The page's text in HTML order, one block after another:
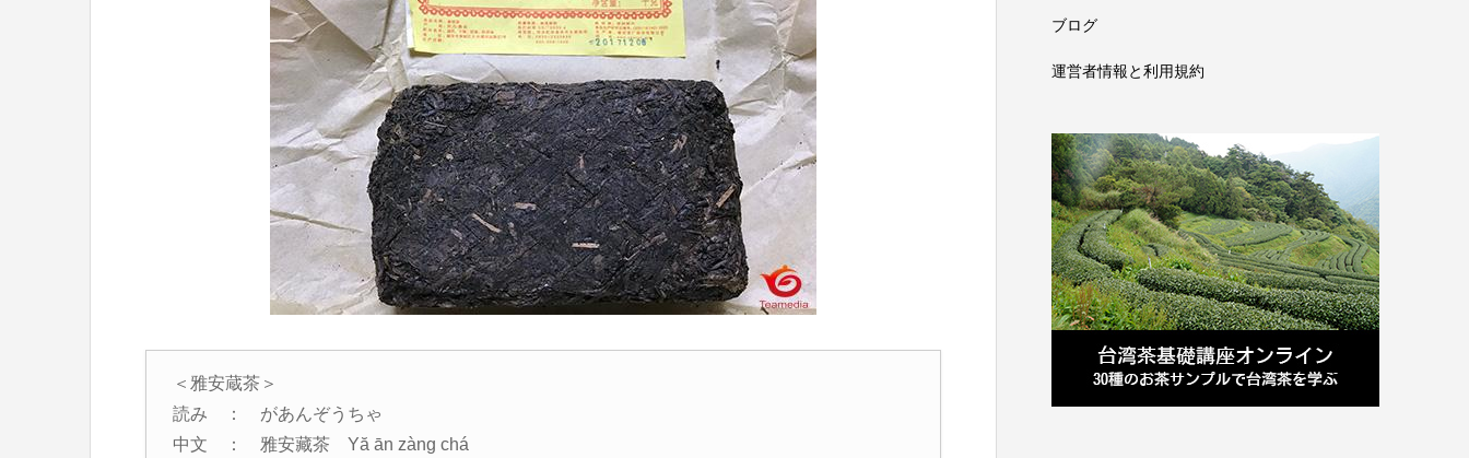
＜雅安蔵茶＞
読み ： があんぞうちゃ
中文 ： 雅安藏茶 Yă ān zàng chá
ブログ
運営者情報と利用規約